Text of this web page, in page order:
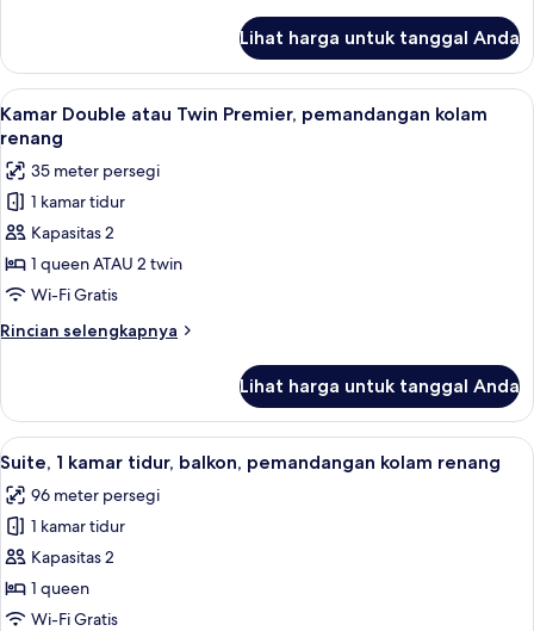
Suite
Junior
Lihat harga untuk tanggal Anda
Lihat
semua
foto
untuk
Kamar
Double
atau
Twin
Premier,
pemandangan
renang
Kamar Double atau Twin Premier,
4
Kamar Double atau Twin Premier, pemandangan kolam
renang
35 meter persegi
1 kamar tidur
Kapasitas 2
1 queen ATAU 2 twin
Wi-Fi Gratis
Rincian selengkapnya
Rincian
Kamar
Double
atau
Premier,
pemandangan
renang
Lihat harga untuk tanggal Anda
Lihat
semua
foto
untuk
Suite,
1
kamar
Brankas, tempat tidur bayi gratis,
13
Suite, 1 kamar tidur, balkon, pemandangan kolam renang
96 meter persegi
1 kamar tidur
Kapasitas 2
1 queen
Wi-Fi Gratis